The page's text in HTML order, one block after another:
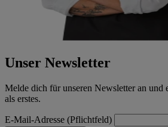
Unser Newsletter
Melde dich für unseren Newsletter an und
als erstes.
E-Mail-Adresse (Pflichtfeld)